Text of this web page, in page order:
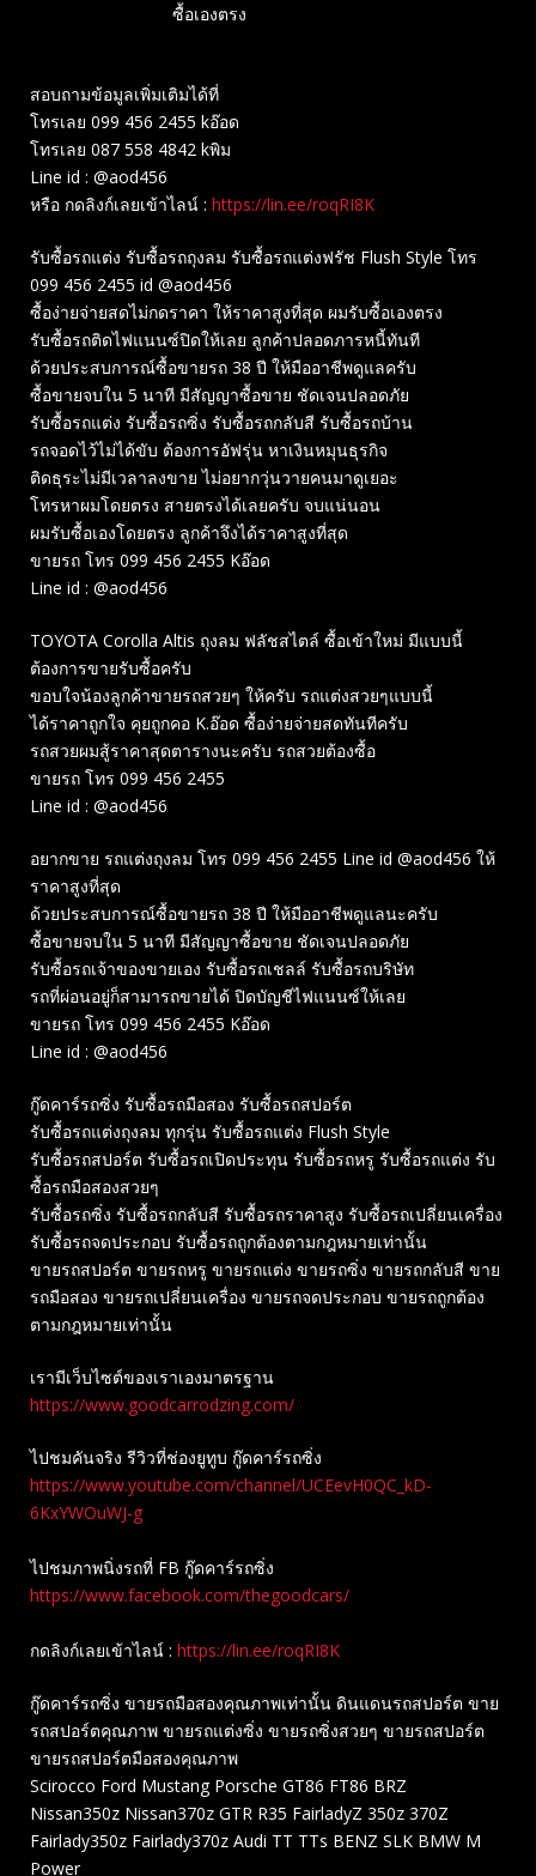
ซื้อเองตรง
สอบถามข้อมูลเพิ่มเติมได้ที่
โทรเลย 099 456 2455 kอ๊อด
โทรเลย 087 558 4842 kพิม
Line id : @aod456
หรือ กดลิงก์เลยเข้าไลน์ : https://lin.ee/roqRI8K
รับซื้อรถแต่ง รับซื้อรถถุงลม รับซื้อรถแต่งฟรัช Flush Style โทร
099 456 2455 id @aod456
ซื้อง่ายจ่ายสดไม่กดราคา ให้ราคาสูงที่สุด ผมรับซื้อเองตรง
รับซื้อรถติดไฟแนนซ์ปิดให้เลย ลูกค้าปลอดภารหนี้ทันที
ด้วยประสบการณ์ซื้อขายรถ 38 ปี ให้มืออาชีพดูแลครับ
ซื้อขายจบใน 5 นาที มีสัญญาซื้อขาย ชัดเจนปลอดภัย
รับซื้อรถแต่ง รับซื้อรถซิ่ง รับซื้อรถกลับสี รับซื้อรถบ้าน
รถจอดไว้ไม่ได้ขับ ต้องการอัฟรุ่น หาเงินหมุนธุรกิจ
ติดธุระไม่มีเวลาลงขาย ไม่อยากวุ่นวายคนมาดูเยอะ
โทรหาผมโดยตรง สายตรงได้เลยครับ จบแน่นอน
ผมรับซื้อเองโดยตรง ลูกค้าจึงได้ราคาสูงที่สุด
ขายรถ โทร 099 456 2455 Kอ๊อด
Line id : @aod456
TOYOTA Corolla Altis ถุงลม ฟลัชสไตล์ ซื้อเข้าใหม่ มีแบบนี้
ต้องการขายรับซื้อครับ
ขอบใจน้องลูกค้าขายรถสวยๆ ให้ครับ รถแต่งสวยๆแบบนี้
ได้ราคาถูกใจ คุยถูกคอ K.อ๊อด ซื้อง่ายจ่ายสดทันทีครับ
รถสวยผมสู้ราคาสุดตารางนะครับ รถสวยต้องซื้อ
ขายรถ โทร 099 456 2455
Line id : @aod456
อยากขาย รถแต่งถุงลม โทร 099 456 2455 Line id @aod456 ให้
ราคาสูงที่สุด
ด้วยประสบการณ์ซื้อขายรถ 38 ปี ให้มืออาชีพดูแลนะครับ
ซื้อขายจบใน 5 นาที มีสัญญาซื้อขาย ชัดเจนปลอดภัย
รับซื้อรถเจ้าของขายเอง รับซื้อรถเชลล์ รับซื้อรถบริษัท
รถที่ผ่อนอยู่ก็สามารถขายได้ ปิดบัญชีไฟแนนซ์ให้เลย
ขายรถ โทร 099 456 2455 Kอ๊อด
Line id : @aod456
กู๊ดคาร์รถซิ่ง รับซื้อรถมือสอง รับซื้อรถสปอร์ต
รับซื้อรถแต่งถุงลม ทุกรุ่น รับซื้อรถแต่ง Flush Style
รับซื้อรถสปอร์ต รับซื้อรถเปิดประทุน รับซื้อรถหรู รับซื้อรถแต่ง รับ
ซื้อรถมือสองสวยๆ
รับซื้อรถซิ่ง รับซื้อรถกลับสี รับซื้อรถราคาสูง รับซื้อรถเปลี่ยนเครื่อง
รับซื้อรถจดประกอบ รับซื้อรถถูกต้องตามกฎหมายเท่านั้น
ขายรถสปอร์ต ขายรถหรู ขายรถแต่ง ขายรถซิ่ง ขายรถกลับสี ขาย
รถมือสอง ขายรถเปลี่ยนเครื่อง ขายรถจดประกอบ ขายรถถูกต้อง
ตามกฎหมายเท่านั้น
เรามีเว็บไซต์ของเราเองมาตรฐาน
https://www.goodcarrodzing.com/
ไปชมคันจริง รีวิวที่ช่องยู​ทูบ​ กู๊ดคาร์รถซิ่ง
https://www.youtube.com/channel/UCEevH0QC_kD-
6KxYWOuWJ-g
ไปชมภาพนิ่งรถที่ FB กู๊ดคาร์รถซิ่ง
https://www.facebook.com/thegoodcars/
กดลิงก์เลยเข้าไลน์ : https://lin.ee/roqRI8K
กู๊ดคาร์รถซิ่ง ขายรถมือสองคุณภาพเท่านั้น ดินแดนรถสปอร์ต ขาย
รถสปอร์ตคุณภาพ ขายรถแต่งซิ่ง ขายรถซิ่งสวยๆ ขายรถสปอร์ต
ขายรถสปอร์ตมือสองคุณภาพ
Scirocco Ford Mustang Porsche GT86 FT86 BRZ
Nissan350z Nissan370z GTR R35 FairladyZ 350z 370Z
Fairlady350z Fairlady370z Audi TT TTs BENZ SLK BMW M
Power